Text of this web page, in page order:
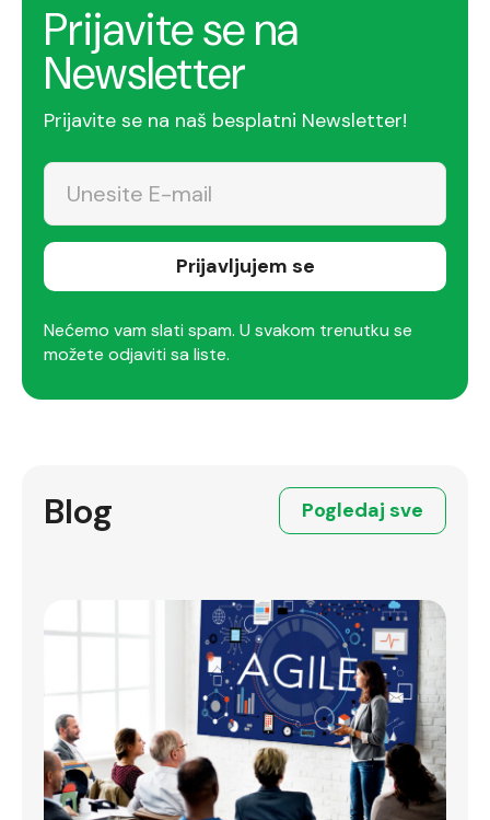
Prijavite se na
Newsletter
Prijavite se na naš besplatni Newsletter!
Prijavljujem se
Nećemo vam slati spam. U svakom trenutku se
možete odjaviti sa liste.
Blog Pogledaj sve